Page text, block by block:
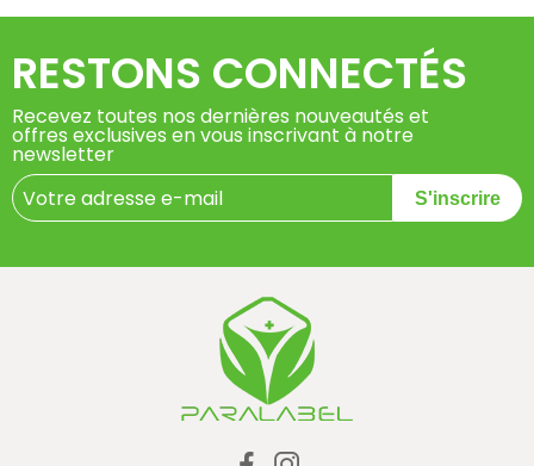
RESTONS CONNECTÉS
Recevez toutes nos dernières nouveautés et
offres exclusives en vous inscrivant à notre
newsletter
S'inscrire